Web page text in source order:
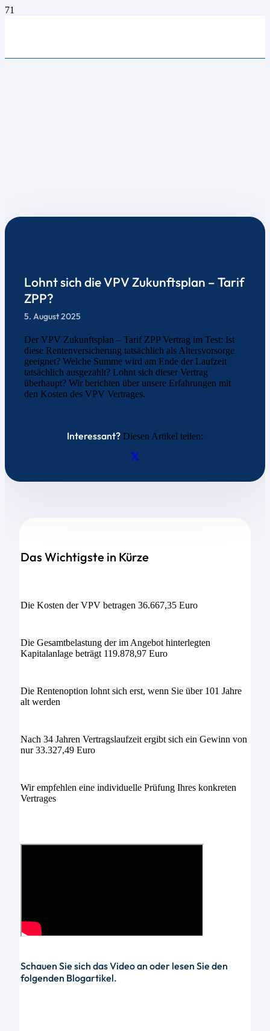
Lohnt sich die VPV Zukunftsplan – Tarif
ZPP?
5. August 2025
Der VPV Zukunftsplan – Tarif ZPP Vertrag im Test: Ist
diese Rentenversicherung tatsächlich als Altersvorsorge
geeignet? Welche Summe wird am Ende der Laufzeit
tatsächlich ausgezahlt? Lohnt sich dieser Vertrag
überhaupt? Wir berichten über unsere Erfahrungen mit
den Kosten des VPV Vertrages.
Interessant? Diesen Artikel teilen:
Das Wichtigste in Kürze
Die Kosten der VPV betragen 36.667,35 Euro
Die Gesamtbelastung der im Angebot hinterlegten
Kapitalanlage beträgt 119.878,97 Euro
Die Rentenoption lohnt sich erst, wenn Sie über 101 Jahre
alt werden
Nach 34 Jahren Vertragslaufzeit ergibt sich ein Gewinn von
nur 33.327,49 Euro
Wir empfehlen eine individuelle Prüfung Ihres konkreten
Vertrages
Schauen Sie sich das Video an oder lesen Sie den
folgenden Blogartikel.